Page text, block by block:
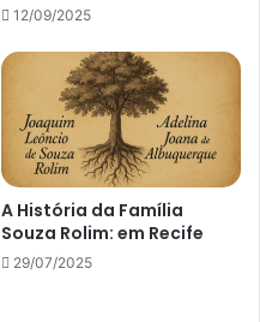
12/09/2025
A História da Família
Souza Rolim: em Recife
29/07/2025